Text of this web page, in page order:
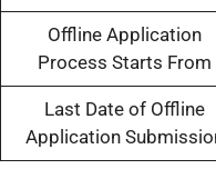
Offline Application
Process Starts From
Last Date of Offline
Application